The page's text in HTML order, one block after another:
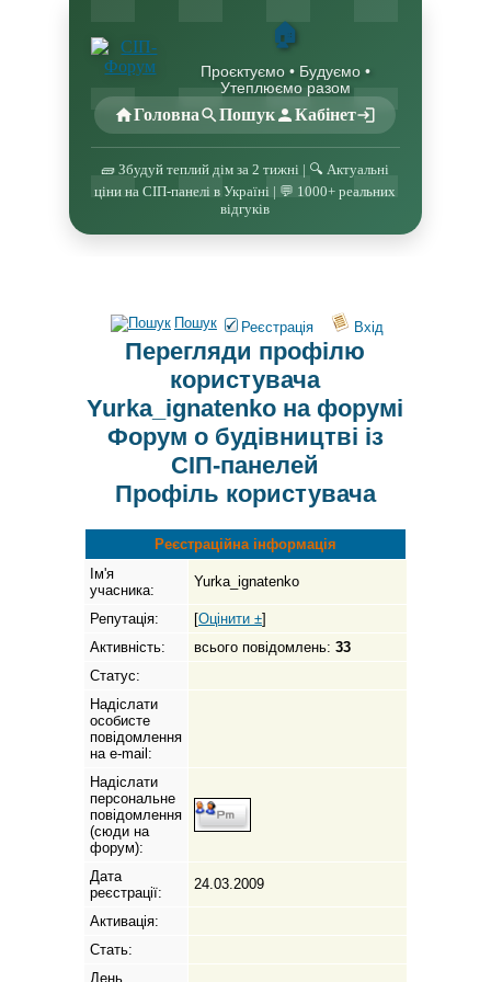
🏠
Проєктуємо • Будуємо •
Утеплюємо разом
Головна Пошук Кабінет
🧱 Збудуй теплий дім за 2 тижні | 🔍 Актуальні
ціни на СІП-панелі в Україні | 💬 1000+ реальних
відгуків
Пошук Реєстрація Вхід
Перегляди профілю
користувача
Yurka_ignatenko на форумі
Форум о будівництві із
СІП-панелей
Профіль користувача
Реєстраційна інформація
Ім'я
учасника:
Yurka_ignatenko
Репутація: [Оцінити ±]
Активність:
всього повідомлень: 33
Статус:
Надіслати
особисте
повідомлення
на e-mail:
Надіслати
персональне
повідомлення
(сюди на
форум):
Дата
реєстрації:
24.03.2009
Активація:
Стать:
День